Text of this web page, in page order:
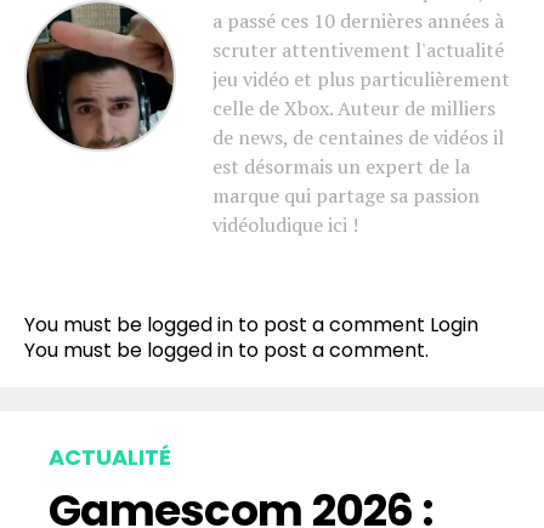
a passé ces 10 dernières années à
scruter attentivement l'actualité
jeu vidéo et plus particulièrement
celle de Xbox. Auteur de milliers
de news, de centaines de vidéos il
est désormais un expert de la
marque qui partage sa passion
vidéoludique ici !
You must be logged in to post a comment Login
You must be logged in to post a comment.
ACTUALITÉ
Gamescom 2026 :